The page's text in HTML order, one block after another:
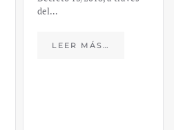
del…
LEER MÁS…